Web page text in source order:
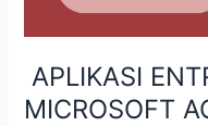
APLIKASI
MICROSOFT